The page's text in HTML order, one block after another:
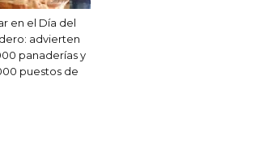
en el Día del
advierten
panaderías y
puestos de